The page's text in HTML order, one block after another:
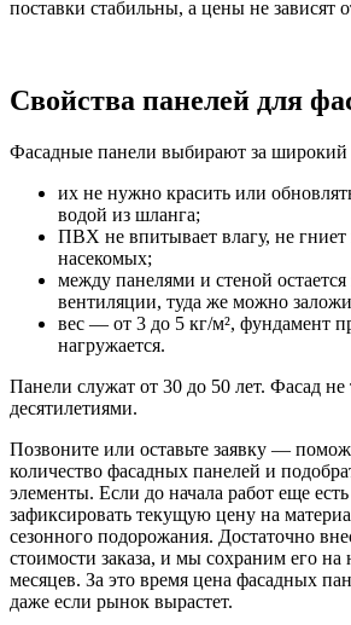
поставки стабильны, а цены не зависят
Свойства панелей для
Фасадные панели выбирают за широкий
их не нужно красить или
водой из шланга;
ПВХ не впитывает влагу, не гниет
насекомых;
между панелями и стеной остается
вентиляции, туда же можно
вес — от 3 до 5 кг/м², фундамент
нагружается.
Панели служат от 30 до 50 лет. Фасад не
десятилетиями.
Позвоните или оставьте заявку —
количество фасадных панелей и
элементы. Если до начала работ еще
зафиксировать текущую цену на
сезонного подорожания. Достаточно
стоимости заказа, и мы сохраним его на
месяцев. За это время цена фасадных
даже если рынок вырастет.